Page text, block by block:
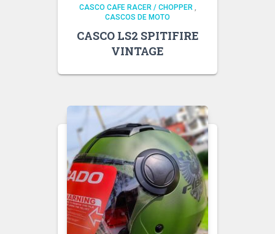
CASCO CAFE RACER / CHOPPER,
CASCOS DE MOTO
CASCO LS2 SPITIFIRE
VINTAGE